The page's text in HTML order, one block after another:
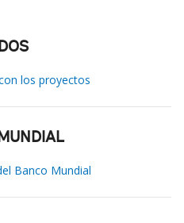
los proyectos
Banco Mundial